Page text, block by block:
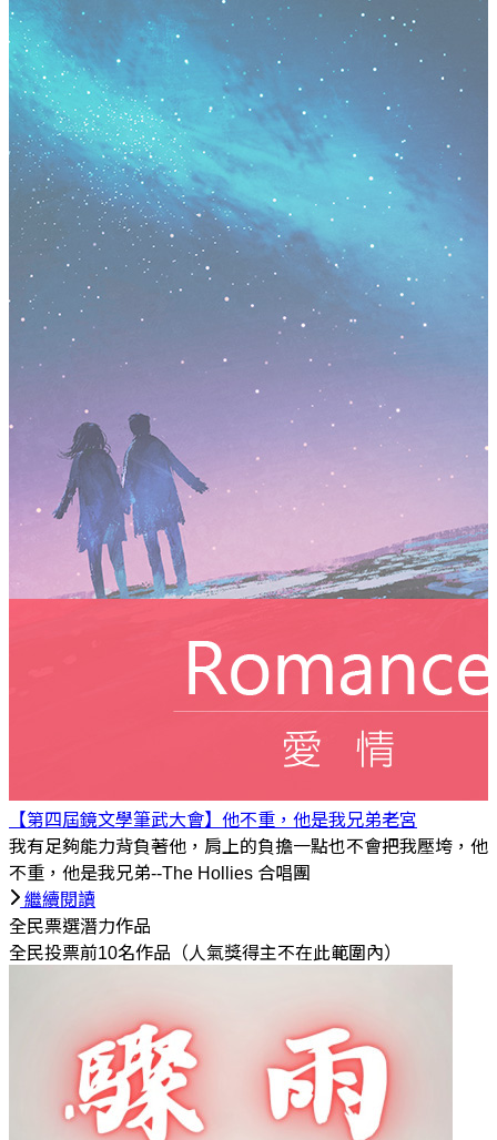
【第四屆鏡文學筆武大會】他不重，他是我兄弟老宮
我有足夠能力背負著他，肩上的負擔一點也不會把我壓垮，他
不重，他是我兄弟--The Hollies 合唱團
繼續閱讀
全民票選潛力作品
全民投票前10名作品（人氣獎得主不在此範圍內）